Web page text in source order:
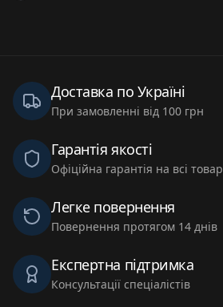
Доставка по Україні
При замовленні від 100 грн
Гарантія якості
Офіційна гарантія на всі
Легке повернення
Повернення протягом 14 днів
Експертна підтримка
Консультації спеціалістів